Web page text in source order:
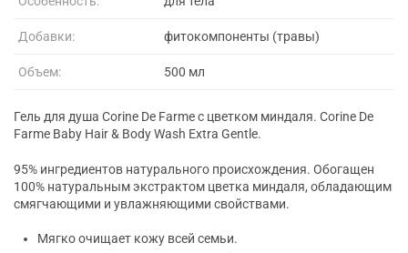
Добавки: фитокомпоненты (травы)
Объем: 500 мл
Гель для душа Corine De Farme с цветком миндаля. Corine De
Farme Baby Hair & Body Wash Extra Gentle.
95% ингредиентов натурального происхождения. Обогащен
100% натуральным экстрактом цветка миндаля, обладающим
смягчающими и увлажняющими свойствами.
Мягко очищает кожу всей семьи.